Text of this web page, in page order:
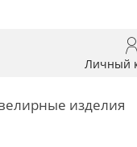
Личный
изделия